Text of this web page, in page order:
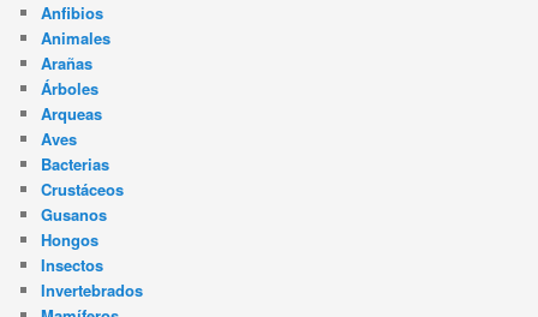
Anfibios
Animales
Arañas
Árboles
Arqueas
Aves
Bacterias
Crustáceos
Gusanos
Hongos
Insectos
Invertebrados